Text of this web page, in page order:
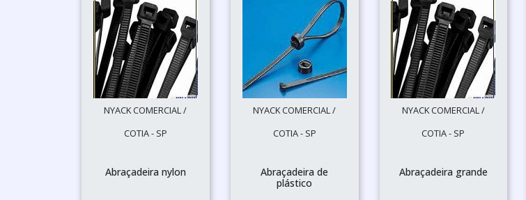
NYACK COMERCIAL /
COTIA - SP
Abraçadeira nylon
NYACK COMERCIAL /
COTIA - SP
Abraçadeira de
plástico
NYACK COMERCIAL /
COTIA - SP
Abraçadeira grande